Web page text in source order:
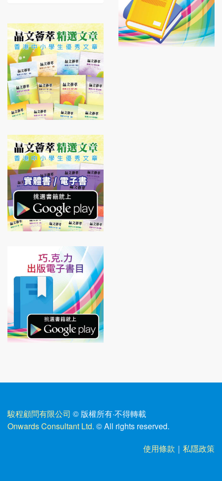
駿程顧問有限公司 © 版權所有·不得轉載
Onwards Consultant Ltd. © All rights reserved.
使用條款 ｜ 私隱政策